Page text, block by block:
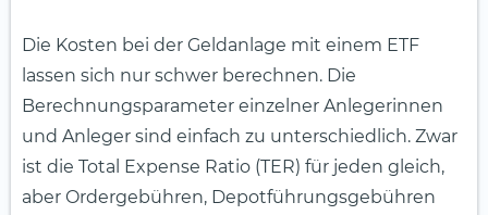
Die Kosten bei der Geldanlage mit einem ETF
lassen sich nur schwer berechnen. Die
Berechnungsparameter einzelner Anlegerinnen
und Anleger sind einfach zu unterschiedlich. Zwar
ist die Total Expense Ratio (TER) für jeden gleich,
aber Ordergebühren, Depotführungsgebühren